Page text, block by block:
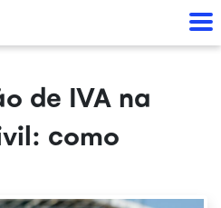
de IVA na
como